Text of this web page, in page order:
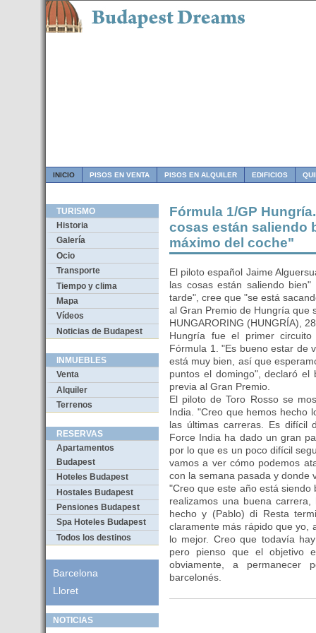
INICIO PISOS EN VENTA PISOS EN ALQUILER EDIFICIOS
TURISMO
Historia
Galería
Ocio
Transporte
Tiempo y clima
Mapa
Vídeos
Noticias de Budapest
INMUEBLES
Venta
Alquiler
Terrenos
RESERVAS
Apartamentos
Budapest
Hoteles Budapest
Hostales Budapest
Pensiones Budapest
Spa Hoteles Budapest
Todos los destinos
Barcelona
Lloret
NOTICIAS
Fórmula 1/GP
cosas están saliendo
máximo del coche"
El piloto español Jaime
las cosas están saliendo
tarde", cree que "se está
al Gran Premio de Hungría que
HUNGARORING (HUNGRÍA),
Hungría fue el primer
Fórmula 1. "Es bueno estar de
está muy bien, así que
puntos el domingo", declaró
previa al Gran Premio.
El piloto de Toro Rosso se
India. "Creo que hemos hecho
las últimas carreras. Es difícil
Force India ha dado un gran
por lo que es un poco difícil
vamos a ver cómo podemos
con la semana pasada y donde
"Creo que este año está
realizamos una buena
hecho y (Pablo) di Resta
claramente más rápido que yo,
lo mejor. Creo que todavía
pero pienso que el objetivo
obviamente, a permanecer
barcelonés.